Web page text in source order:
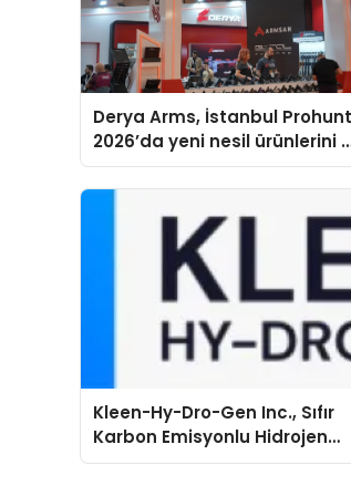
Derya Arms, İstanbul Prohunt
2026’da yeni nesil ürünlerini
global marka vizyonunu
sergiledi
Kleen-Hy-Dro-Gen Inc., Sıfır
Karbon Emisyonlu Hidrojen
Isıtma Teknolojisinde ISO ve